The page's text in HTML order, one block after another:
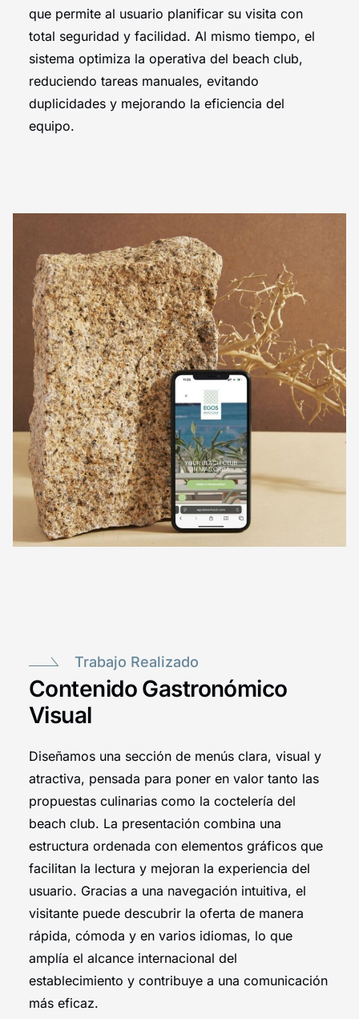
que permite al usuario planificar su visita con
total seguridad y facilidad. Al mismo tiempo, el
sistema optimiza la operativa del beach club,
reduciendo tareas manuales, evitando
duplicidades y mejorando la eficiencia del
equipo.
Trabajo Realizado
Contenido Gastronómico
Visual
Diseñamos una sección de menús clara, visual y
atractiva, pensada para poner en valor tanto las
propuestas culinarias como la coctelería del
beach club. La presentación combina una
estructura ordenada con elementos gráficos que
facilitan la lectura y mejoran la experiencia del
usuario. Gracias a una navegación intuitiva, el
visitante puede descubrir la oferta de manera
rápida, cómoda y en varios idiomas, lo que
amplía el alcance internacional del
establecimiento y contribuye a una comunicación
más eficaz.